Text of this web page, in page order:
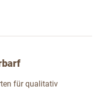
für qualitativ